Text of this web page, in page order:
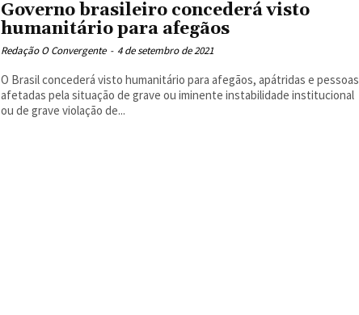
Governo brasileiro concederá visto
humanitário para afegãos
Redação O Convergente - 4 de setembro de 2021
O Brasil concederá visto humanitário para afegãos, apátridas e pessoas
afetadas pela situação de grave ou iminente instabilidade institucional
ou de grave violação de...